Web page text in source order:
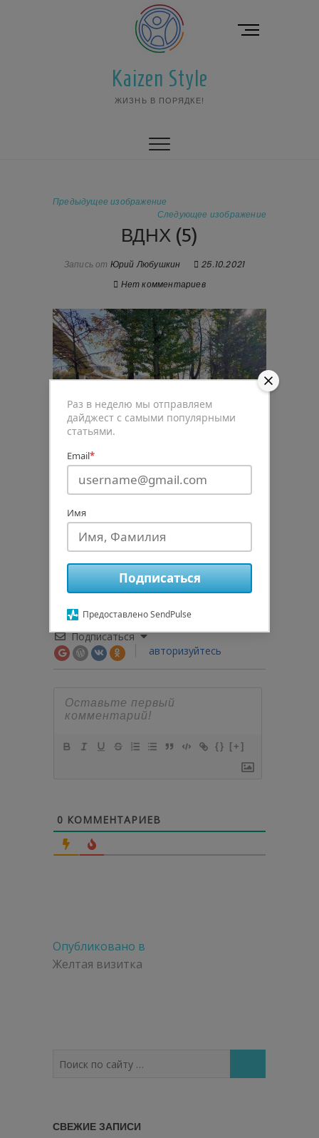
Kaizen Style
ЖИЗНЬ В ПОРЯДКЕ!
К
Предыдущее изображение
Следующее изображение
ВДНХ (5)
Запись от Юрий Любушкин
25.10.2021
Нет комментариев
0
Подписаться
авторизуйтесь
{} [+]
0 КОММЕНТАРИЕВ
Навигация
по
Опубликовано в
Желтая визитка
по
СВЕЖИЕ ЗАПИСИ
Раз в неделю мы отправляем
дайджест с самыми популярными
статьями.
Email*
Имя
Подписаться
Предоставлено SendPulse